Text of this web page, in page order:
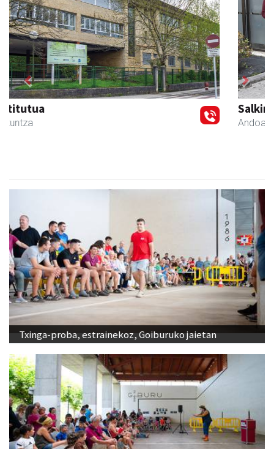
Salkin
Andoain
Previous Next
Txinga-proba, estrainekoz, Goiburuko jaietan